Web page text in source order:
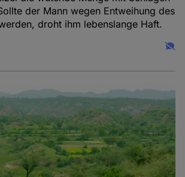
der Mann wegen Entweihung des
droht ihm lebenslange Haft.